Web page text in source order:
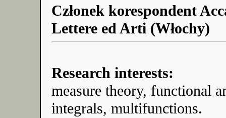
Członek korespondent
Lettere ed Arti (Włochy)
Research interests:
measure theory, functional
integrals, multifunctions.